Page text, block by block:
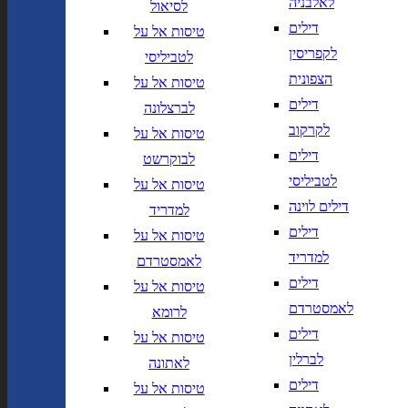
לסיאול
טיסות אל על
לטביליסי
טיסות אל על
לברצלונה
טיסות אל על
לבוקרשט
טיסות אל על
למדריד
טיסות אל על
לאמסטרדם
טיסות אל על
לרומא
טיסות אל על
לאתונה
טיסות אל על
דילים
לקפריסין
הצפונית
דילים
לקרקוב
דילים
לטביליסי
דילים לוינה
דילים
למדריד
דילים
לאמסטרדם
דילים
לברלין
דילים
שנה בשתי ספרות
לוודא בחירת יעד לפני בחירת
תאריך,
DD/MM/YY
ספרות קו נטוי חודש בשתי ספרות
קו נטוי שנה בשתי ספרות
נחיתה ב
נחיתה ב
חפש